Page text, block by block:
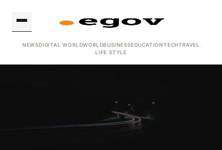
NEWSDIGITAL WORLDWORLDBUSINESSEDUCATIONTECHTRAVEL
LIFE STYLE